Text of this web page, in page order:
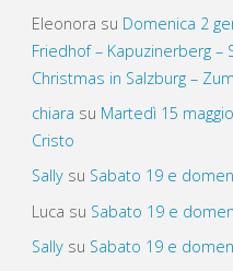
Eleonora su Domenica 2
Friedhof – Kapuzinerberg –
Christmas in Salzburg –
chiara su Martedì 15
Cristo
Sallysu Sabato 19 e
Luca su Sabato 19 e
Sallysu Sabato 19 e